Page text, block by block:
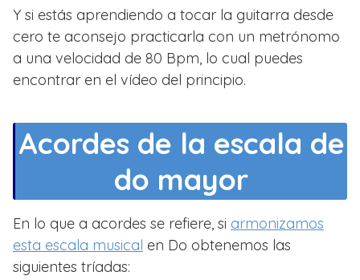
Y si estás aprendiendo a tocar la guitarra desde
cero te aconsejo practicarla con un metrónomo
a una velocidad de 80 Bpm, lo cual puedes
encontrar en el vídeo del principio.
Acordes de la escala de
do mayor
En lo que a acordes se refiere, si armonizamos
esta escala musical en Do obtenemos las
siguientes tríadas: